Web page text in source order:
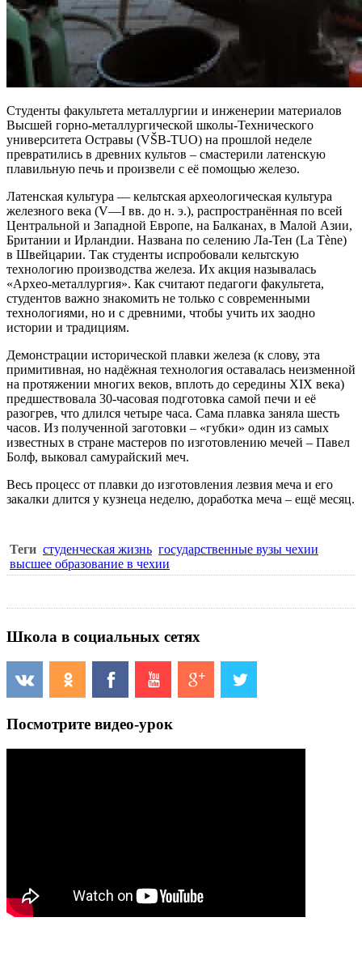
Студенты факультета металлургии и инженерии материалов
Высшей горно-металлургической школы-Технического
университета Остравы (VŠB-TUO) на прошлой неделе
превратились в древних культов – смастерили латенскую
плавильную печь и произвели с её помощью железо.
Латенская культура — кельтская археологическая культура
железного века (V—I вв. до н. э.), распространённая по всей
Центральной и Западной Европе, на Балканах, в Малой Азии,
Британии и Ирландии. Названа по селению Ла-Тен (La Tène)
в Швейцарии. Так студенты испробовали кельтскую
технологию производства железа. Их акция называлась
«Архео-металлургия». Как считают педагоги факультета,
студентов важно знакомить не только с современными
технологиями, но и с древними, чтобы учить их заодно
истории и традициям.
Демонстрации исторической плавки железа (к слову, эта
примитивная, но надёжная технология оставалась неизменной
на протяжении многих веков, вплоть до середины XIX века)
предшествовала 30-часовая подготовка самой печи и её
разогрев, что длился четыре часа. Сама плавка заняла шесть
часов. Из полученной заготовки – «губки» один из самых
известных в стране мастеров по изготовлению мечей – Павел
Болф, выковал самурайский меч.
Весь процесс от плавки до изготовления лезвия меча и его
закалки длится у кузнеца неделю, доработка меча – ещё месяц.
Теги студенческая жизнь государственные вузы чехии
высшее образование в чехии
Школа в социальных сетях
Посмотрите видео-урок